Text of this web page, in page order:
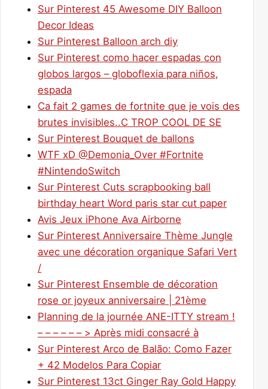
Sur Pinterest 45 Awesome DIY Balloon
Decor Ideas
Sur Pinterest Balloon arch diy
Sur Pinterest como hacer espadas con
globos largos – globoflexia para niños,
espada
Ca fait 2 games de fortnite que je vois des
brutes invisibles..C TROP COOL DE SE
Sur Pinterest Bouquet de ballons
WTF xD @Demonia_Over #Fortnite
#NintendoSwitch
Sur Pinterest Cuts scrapbooking ball
birthday heart Word paris star cut paper
Avis Jeux iPhone Ava Airborne
Sur Pinterest Anniversaire Thème Jungle
avec une décoration organique Safari Vert
/
Sur Pinterest Ensemble de décoration
rose or joyeux anniversaire | 21ème
Planning de la journée ANE-ITTY stream !
– – – – – – > Après midi consacré à
Sur Pinterest Arco de Balão: Como Fazer
+ 42 Modelos Para Copiar
Sur Pinterest 13ct Ginger Ray Gold Happy